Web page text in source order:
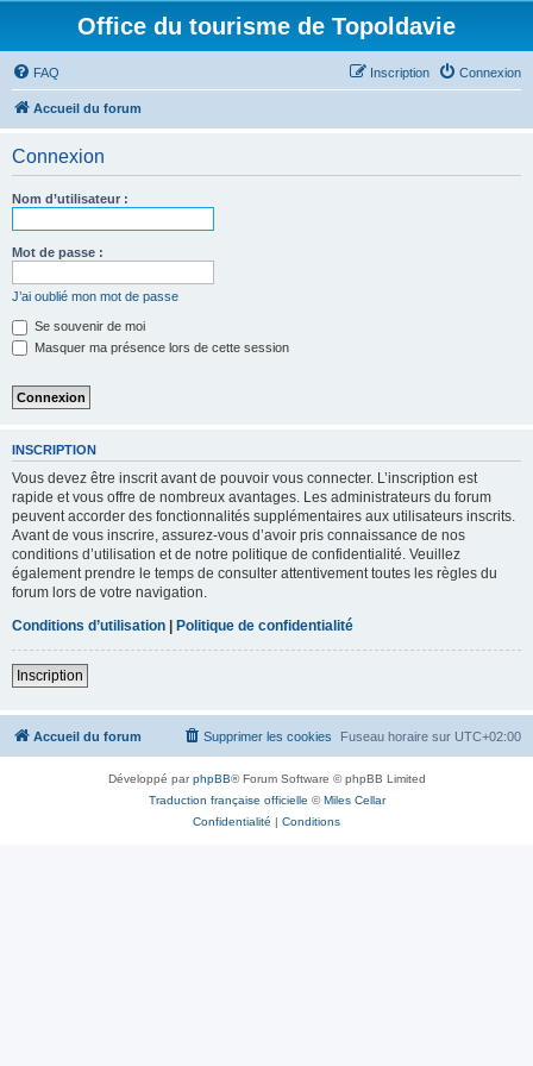
Office du tourisme de Topoldavie
FAQ Connexion
Inscription
Accueil du forum
Connexion
Nom d’utilisateur :
Mot de passe :
J’ai oublié mon mot de passe
Se souvenir de moi
Masquer ma présence lors de cette session
INSCRIPTION
Vous devez être inscrit avant de pouvoir vous connecter. L’inscription est
rapide et vous offre de nombreux avantages. Les administrateurs du forum
peuvent accorder des fonctionnalités supplémentaires aux utilisateurs inscrits.
Avant de vous inscrire, assurez-vous d’avoir pris connaissance de nos
conditions d’utilisation et de notre politique de confidentialité. Veuillez
également prendre le temps de consulter attentivement toutes les règles du
forum lors de votre navigation.
Conditions d’utilisation | Politique de confidentialité
Inscription
Accueil du forum Fuseau horaire sur UTC+02:00
Supprimer les cookies
Développé parphpBB® Forum Software © phpBB Limited
Traduction française officielle ©Miles Cellar
Confidentialité | Conditions